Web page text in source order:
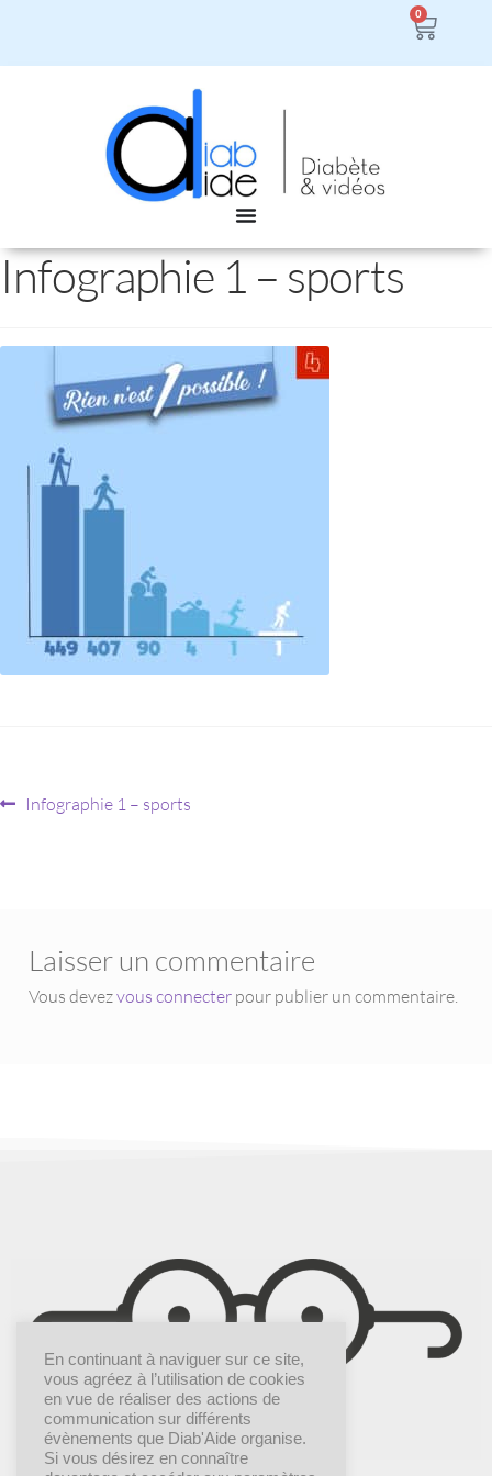
0
Infographie 1 – sports
Infographie 1 – sports
Laisser un commentaire
Vous devezvous connecterpour publier un commentaire.
En continuant à naviguer sur ce site,
vous agréez à l’utilisation de cookies
en vue de réaliser des actions de
communication sur différents
évènements que Diab'Aide organise.
Si vous désirez en connaître